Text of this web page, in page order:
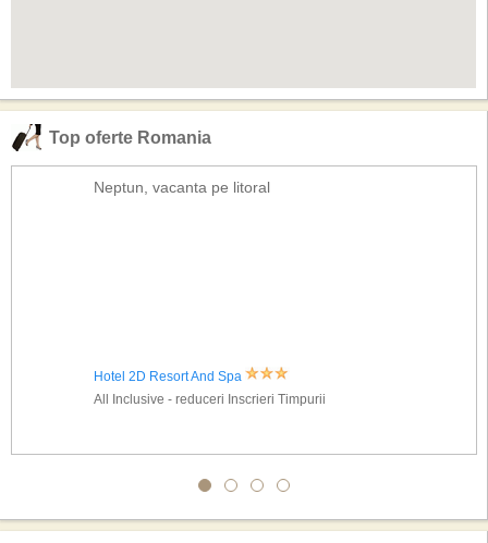
Top oferte Romania
Neptun, vacanta pe litoral
Hotel 2D Resort And Spa
All Inclusive - reduceri Inscrieri Timpurii